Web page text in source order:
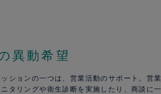
異動希望
ションの一つは、営業活動のサポート。営業
タリングや衛生診断を実施したり、商談に一